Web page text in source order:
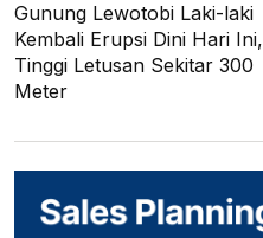
Gunung Lewotobi Laki-laki
Kembali Erupsi Dini Hari Ini,
Tinggi Letusan Sekitar 300
Meter